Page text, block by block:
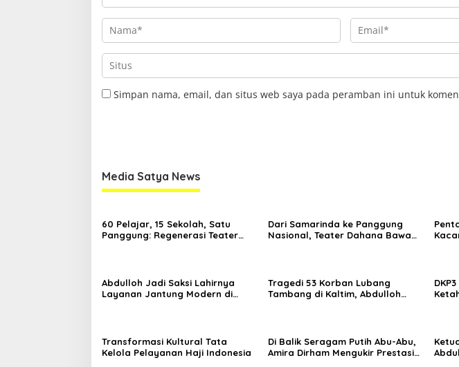
Simpan nama, email, dan situs web saya pada peramban ini untuk
Media Satya News
60 Pelajar, 15 Sekolah, Satu
Panggung: Regenerasi Teater
Dari Samarinda ke Panggung
Nasional, Teater Dahana Bawa
Abdulloh Jadi Saksi Lahirnya
Layanan Jantung Modern di
Tragedi 53 Korban Lubang
Tambang di Kaltim, Abdulloh
Transformasi Kultural Tata
Kelola Pelayanan Haji Indonesia
Di Balik Seragam Putih Abu-Abu,
Amira Dirham Mengukir Prestasi